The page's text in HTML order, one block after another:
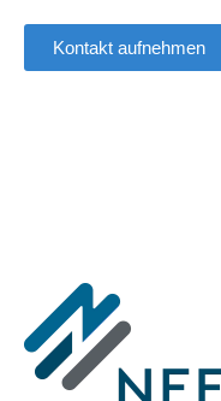
Kontakt aufnehmen